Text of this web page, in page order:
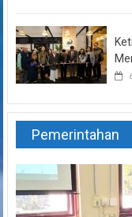
Pemerintahan